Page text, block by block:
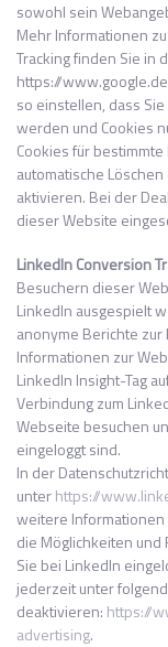
sowohl sein
Mehr Informationen
Tracking finden Sie in
https://
so einstellen, dass
werden und Cookies
Cookies für
automatische
aktivieren. Bei der
dieser Website
LinkedIn Conversion
Besuchern dieser
LinkedIn ausgespielt
anonyme Berichte
Informationen zur
LinkedIn Insight-Tag
Verbindung zum
Webseite besuchen
eingeloggt sind.
In der
unterhttps://
weitere
die Möglichkeiten und
Sie bei LinkedIn
jederzeit unter
deaktivieren: https://
advertising.